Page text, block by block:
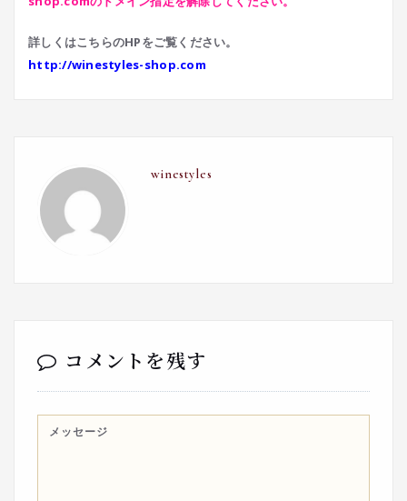
詳しくはこちらのHPをご覧ください。
http://winestyles-shop.com
winestyles
コメントを残す